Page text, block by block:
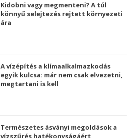
Kidobni vagy megmenteni? A túl
könnyű selejtezés rejtett környezeti
ára
A vízépítés a klímaalkalmazkodás
egyik kulcsa: már nem csak elvezetni,
megtartani is kell
Természetes ásványi megoldások a
vízszűrés hatékonyságáért